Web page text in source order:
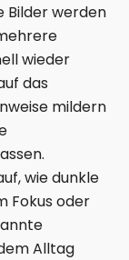
Bilder werden
wieder
das
mildern
wie dunkle
Fokus oder
Alltag